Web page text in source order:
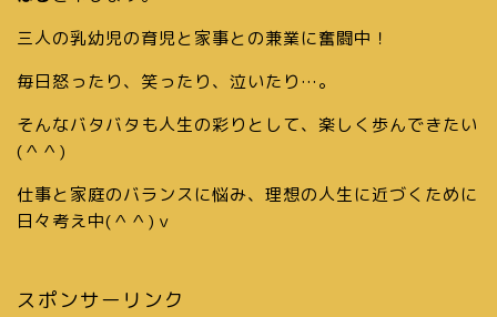
三人の乳幼児の育児と家事との兼業に奮闘中！
毎日怒ったり、笑ったり、泣いたり…。
そんなバタバタも人生の彩りとして、楽しく歩んできたい
(＾＾)
仕事と家庭のバランスに悩み、理想の人生に近づくために
日々考え中(＾＾)ｖ
スポンサーリンク